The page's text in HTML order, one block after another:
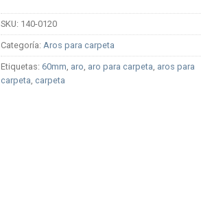
SKU: 140-0120
Categoría: Aros para carpeta
Etiquetas: 60mm aro aro para carpeta aros para
carpeta carpeta